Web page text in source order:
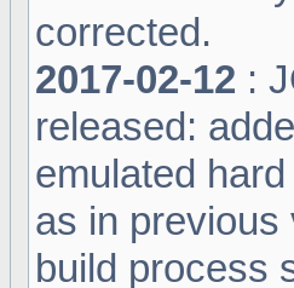
corrected.
2017-02-12 :
released:
emulated
as in previous
build process